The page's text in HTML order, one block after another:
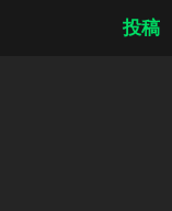
投稿